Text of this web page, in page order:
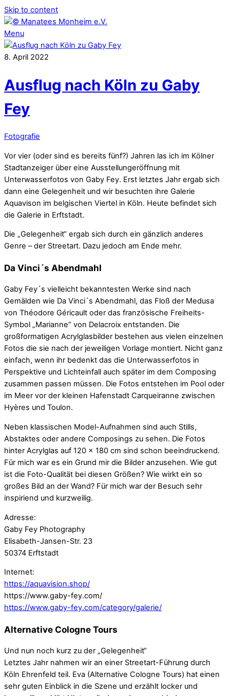
Skip to content
Menu
8. April 2022
Ausflug nach Köln zu Gaby
Fey
Fotografie
Vor vier (oder sind es bereits fünf?) Jahren las ich im Kölner
Stadtanzeiger über eine Ausstellungeröffnung mit
Unterwasserfotos von Gaby Fey. Erst letztes Jahr ergab sich
dann eine Gelegenheit und wir besuchten ihre Galerie
Aquavison im belgischen Viertel in Köln. Heute befindet sich
die Galerie in Erftstadt.
Die „Gelegenheit“ ergab sich durch ein gänzlich anderes
Genre – der Streetart. Dazu jedoch am Ende mehr.
Da Vinci´s Abendmahl
Gaby Fey´s vielleicht bekanntesten Werke sind nach
Gemälden wie Da Vinci´s Abendmahl, das Floß der Medusa
von Théodore Géricault oder das französische Freiheits-
Symbol „Marianne“ von Delacroix entstanden. Die
großformatigen Acrylglasbilder bestehen aus vielen einzelnen
Fotos die sie nach der jeweiligen Vorlage montiert. Nicht ganz
einfach, wenn ihr bedenkt das die Unterwasserfotos in
Perspektive und Lichteinfall auch später im dem Composing
zusammen passen müssen. Die Fotos entstehen im Pool oder
im Meer vor der kleinen Hafenstadt Carqueiranne zwischen
Hyères und Toulon.
Neben klassischen Model-Aufnahmen sind auch Stills,
Abstaktes oder andere Composings zu sehen. Die Fotos
hinter Acrylglas auf 120 x 180 cm sind schon beeindruckend.
Für mich war es ein Grund mir die Bilder anzusehen. Wie gut
ist die Foto-Qualität bei diesen Größen? Wie wirkt ein so
großes Bild an der Wand? Für mich war der Besuch sehr
inspiriend und kurzweilig.
Adresse:
Gaby Fey Photography
Elisabeth-Jansen-Str. 23
50374 Erftstadt
Internet:
https://aquavision.shop/
https://www.gaby-fey.com/
https://www.gaby-fey.com/category/galerie/
Alternative Cologne Tours
Und nun noch kurz zu der „Gelegenheit“
Letztes Jahr nahmen wir an einer Streetart-Führung durch
Köln Ehrenfeld teil. Eva (Alternative Cologne Tours) hat einen
sehr guten Einblick in die Szene und erzählt locker und